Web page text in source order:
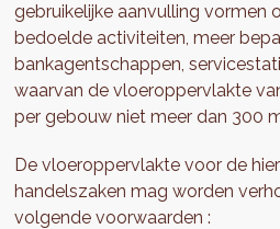
gebruikelijke aanvulling vormen
bedoelde activiteiten, meer
bankagentschappen,
waarvan de vloeroppervlakte
per gebouw niet meer dan 300
De vloeroppervlakte voor de
handelszaken mag worden
volgende voorwaarden :